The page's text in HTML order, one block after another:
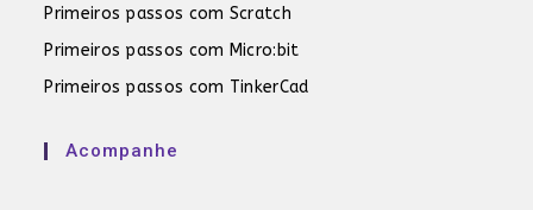
Primeiros passos com Scratch
Primeiros passos com Micro:bit
Primeiros passos com TinkerCad
Acompanhe